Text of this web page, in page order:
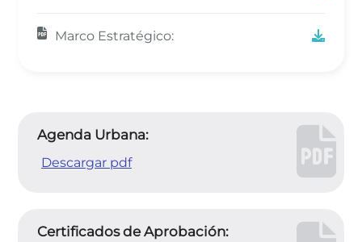
Marco Estratégico:
Agenda Urbana:
Descargar pdf
Certificados de Aprobación: